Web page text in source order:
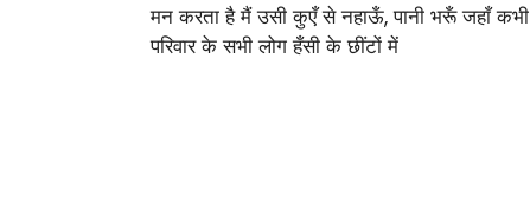
मन करता है मैं उसी कुएँ से नहाऊँ, पानी भरूँ जहाँ कभी
परिवार के सभी लोग हँसी के छींटों में